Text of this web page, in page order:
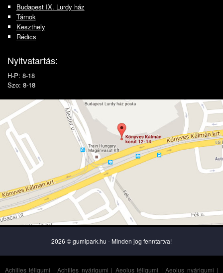
Budapest IX. Lurdy ház
Tárnok
Keszthely
Rédics
Nyitvatartás:
H-P: 8-18
Szo: 8-18
2026 © gumipark.hu - Minden jog fenntartva!
Achilles téligumi |Achilles nyárigumi | Aeolus téligumi |Aeolus nyárigumi |